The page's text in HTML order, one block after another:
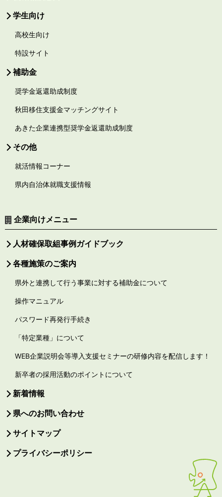
学生向け
高校生向け
特設サイト
補助金
奨学金返還助成制度
秋田移住支援金マッチングサイト
あきた企業連携型奨学金返還助成制度
その他
就活情報コーナー
県内自治体就職支援情報
企業向けメニュー
人材確保取組事例ガイドブック
各種施策のご案内
県外と連携して行う事業に対する補助金について
操作マニュアル
パスワード再発行手続き
「特定業種」について
WEB企業説明会等導入支援セミナーの研修内容を配信します！
新卒者の採用活動のポイントについて
新着情報
県へのお問い合わせ
サイトマップ
プライバシーポリシー